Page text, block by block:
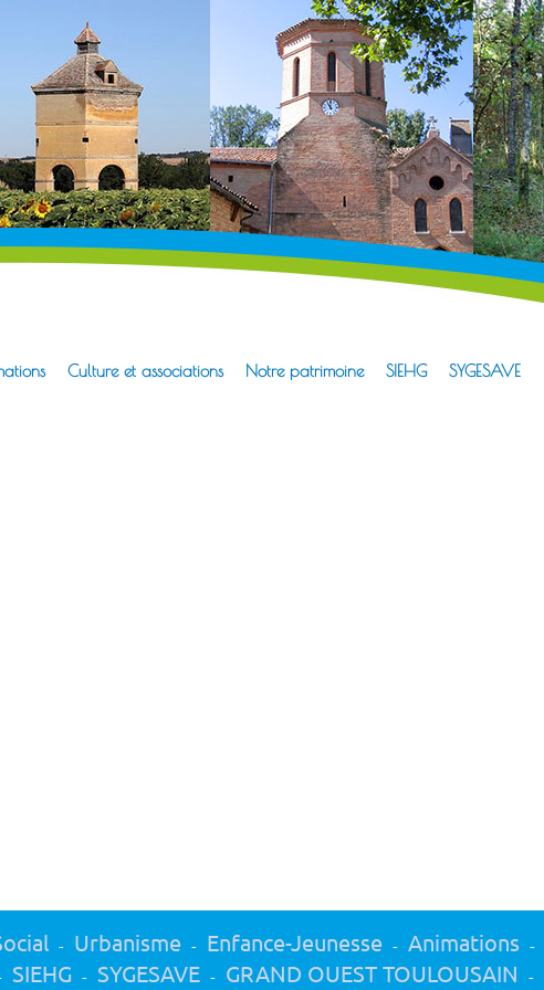
Culture et associations Notre patrimoine SIEHG SYGESAVE
- Urbanisme - Enfance-Jeunesse - Animations -
SIEHG - SYGESAVE - GRAND OUEST TOULOUSAIN -